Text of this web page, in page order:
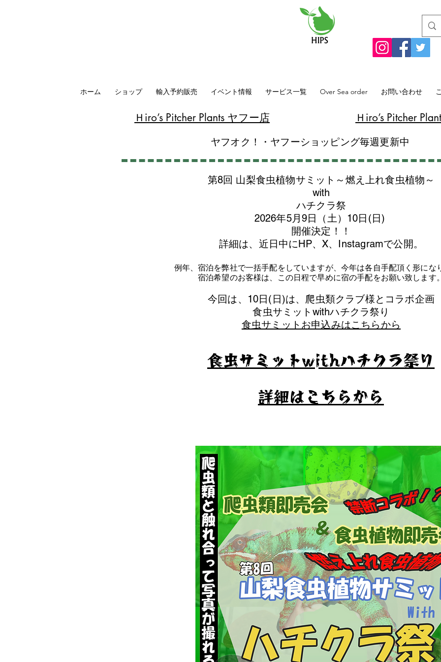
ホーム ショップ 輸入予約販売 イベント情報 サービス一覧 Over Sea order お問い合わせ
​Ｈiro’s Pitcher Plants ヤフー店 Ｈiro’s Pitcher
ヤフオク！・ヤフーショッピング毎週更新中
第8回 山梨食虫植物サミット～燃え上れ食虫植物～
with
​ハチクラ祭
2026年5月9日（土）10日(日)
​開催決定！！
詳細は、近日中にHP、X、Instagramで公開。
例年、宿泊を弊社で一括手配をしていますが、今年は各自手配頂く形にな
​宿泊希望のお客様は、この日程で早めに宿の手配をお願い致します。
​今回は、10日(日)は、爬虫類クラブ様とコラボ企画
​食虫サミットwithハチクラ祭り
食虫サミットお申込みはこちらから
食虫サミットwithハチクラ祭り
​詳細はこちらから